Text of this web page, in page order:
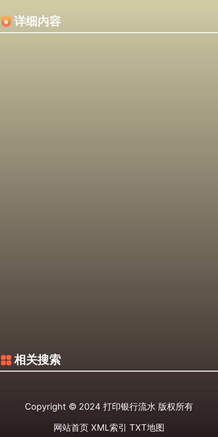
详细内容
相关搜索
Copyright © 2024 打印银行流水 版权所有
网站首页 XML索引 TXT地图